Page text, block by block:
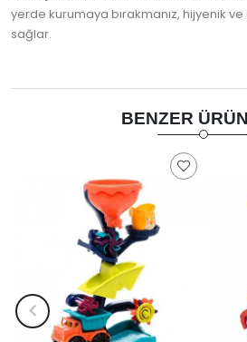
yerde kurumaya bırakmanız, hijyenik
sağlar.
BENZER